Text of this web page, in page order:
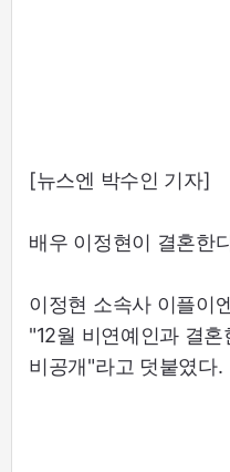
[뉴스엔 박수인 기자]
배우 이정현이 결혼한
이정현 소속사 이플이
"12월 비연예인과 결
비공개"라고 덧붙였다.